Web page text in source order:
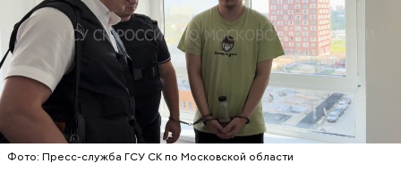
Фото: Пресс-служба ГСУ СК по Московской области
Все началось в июне, когда двое супругов
обратились в местную больницу с жалобами на
плохое самочувствие. Врачи не смогли поставить
им точный диагноз, после чего анализы
потерпевших направили на экспертизу. В них
специалисты обнаружили сильнодействующий
химикат дихлорэтан, который не мог попасть в
организм супругов случайно. То же самое вещество
нашли в еде, изъятой из квартиры пострадавших.
Видео: пресс-служба ГСУ СК по Московской области
ОТРАВЛЕНИЯ БАЛАШИХА
РОДИТЕЛИ
СЛЕДСТВЕННЫЙ КОМИТЕТ
ЭКСПЕРТИЗЫ